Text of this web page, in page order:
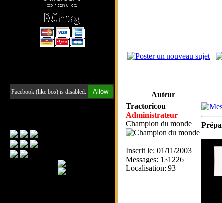
Facebook (like box) is disabled. Allow
Auteur
Tractoricou
Administrateur
Champion du monde
Inscrit le: 01/11/2003
Messages: 131226
Localisation: 93